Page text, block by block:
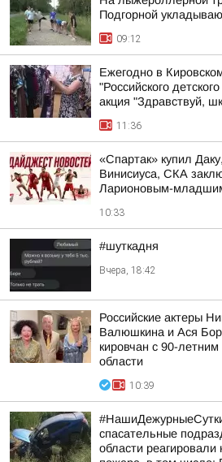
Подгорной
09:12
Ежегодно в
"Российского
акция "Здравствуй,
11:36
«Спартак» купил
Винисиуса, СКА
Ларионовым-
10:33
#шуткадня
Вчера, 18:42
Российские актеры
Валюшкина и Ася
кировчан с 90-
области
10:39
спасательные
области реагировали